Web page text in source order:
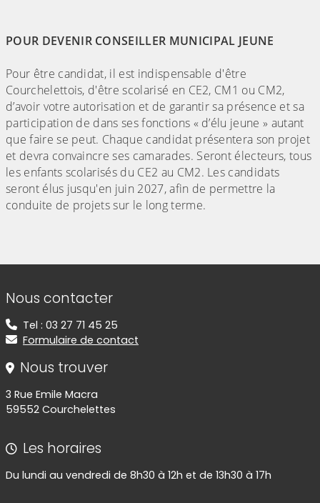
POUR DEVENIR CONSEILLER MUNICIPAL JEUNE
Pour être candidat, il est indispensable d'être
Courchelettois, d'être scolarisé en CE2, CM1 ou CM2,
d’avoir votre autorisation et de garantir sa présence et sa
participation de dans ses fonctions « d’élu jeune » autant
que faire se peut. Chaque candidat présentera son projet
et devra convaincre ses camarades. Seront électeurs, tous
les enfants scolarisés du CE2 au CM2. Les candidats
seront élus jusqu'en juin 2027, afin de permettre la
conduite de projets sur le long terme.
Informations de contact
Nous contacter
Tel : 03 27 71 45 25
Formulaire de contact
Nous trouver
3 Rue Emile Macra
59552 Courchelettes
Les horaires
Du lundi au vendredi de 8h30 à 12h et de 13h30 à 17h